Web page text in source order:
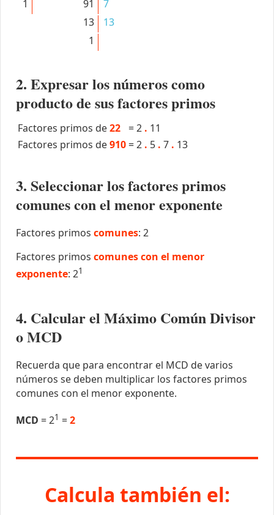
1
91
7
13
13
1
2. Expresar los números como
producto de sus factores primos
Factores primos de22 =2 . 11
Factores primos de910 =2 . 5 . 7 . 13
3. Seleccionar los factores primos
comunes con el menor exponente
Factores primos comunes: 2
Factores primos comunes con el menor
exponente: 21
4. Calcular el Máximo Común Divisor
o MCD
Recuerda que para encontrar el MCD de varios
números se deben multiplicar los factores primos
comunes con el menor exponente.
MCD = 21 =2
Calcula también el: